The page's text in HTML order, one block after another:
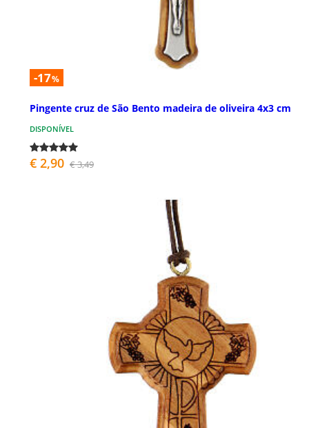
-17%
Pingente cruz de São Bento madeira de oliveira 4x3 cm
DISPONÍVEL
€ 2,90 € 3,49